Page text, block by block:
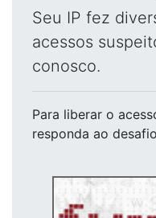
Seu IP fez
acessos
conosco.
Para liberar o
responda ao